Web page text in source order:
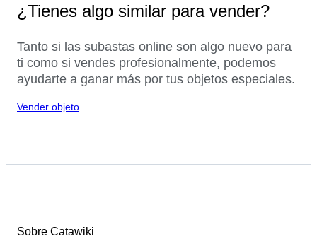
¿Tienes algo similar para vender?
Tanto si las subastas online son algo nuevo para
ti como si vendes profesionalmente, podemos
ayudarte a ganar más por tus objetos especiales.
Vender objeto
Sobre Catawiki